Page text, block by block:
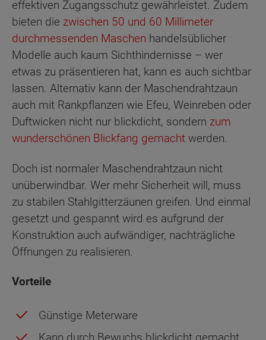
effektiven Zugangsschutz gewährleistet. Zudem
bieten die zwischen 50 und 60 Millimeter
durchmessenden Maschen handelsüblicher
Modelle auch kaum Sichthindernisse – wer
etwas zu präsentieren hat, kann es auch sichtbar
lassen. Alternativ kann der Maschendrahtzaun
auch mit Rankpflanzen wie Efeu, Weinreben oder
Duftwicken nicht nur blickdicht, sondern zum
wunderschönen Blickfang gemacht werden.
Doch ist normaler Maschendrahtzaun nicht
unüberwindbar. Wer mehr Sicherheit will, muss
zu stabilen Stahlgitterzäunen greifen. Und einmal
gesetzt und gespannt wird es aufgrund der
Konstruktion auch aufwändiger, nachträgliche
Öffnungen zu realisieren.
Vorteile
Günstige Meterware
Kann durch Bewuchs blickdicht gemacht